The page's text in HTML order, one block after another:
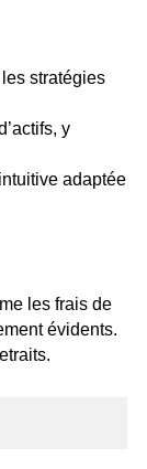
stratégies
y
adaptée
les frais de
évidents.